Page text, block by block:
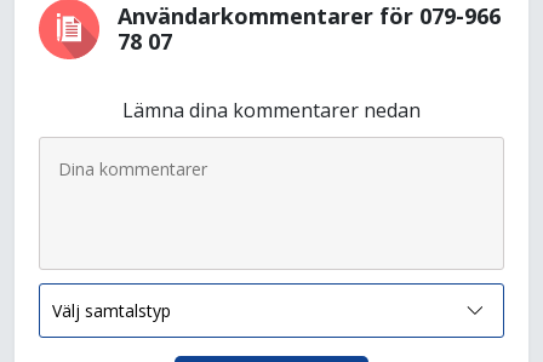
Användarkommentarer för 079-966
78 07
Lämna dina kommentarer nedan